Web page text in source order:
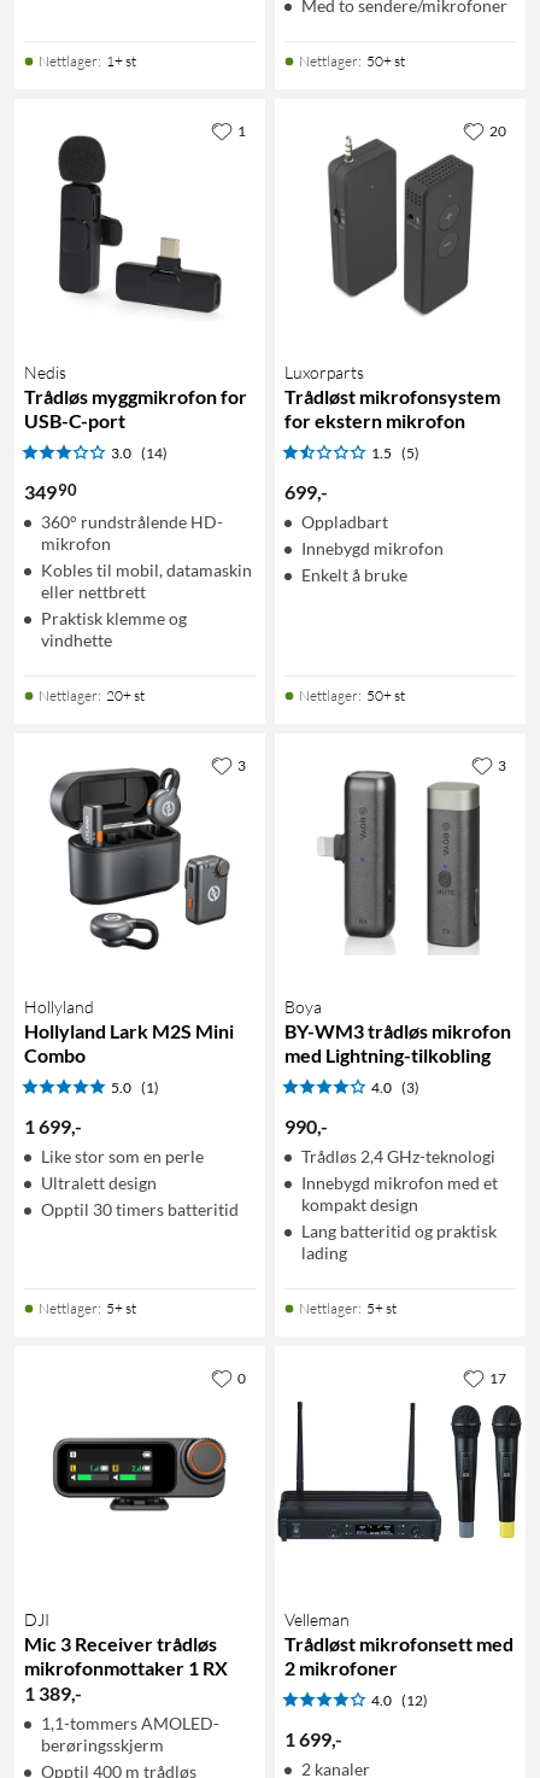
Nettlager: 1+ st
Med to sendere/mikrofoner
Nettlager: 50+ st
Nedis
Trådløs myggmikrofon for
USB-C-port
3.0 (14)
34990
360° rundstrålende HD-
mikrofon
Kobles til mobil, datamaskin
eller nettbrett
Praktisk klemme og
vindhette
Nettlager: 20+ st
1
Luxorparts
Trådløst mikrofonsystem
for ekstern mikrofon
1.5 (5)
699,-
Oppladbart
Innebygd mikrofon
Enkelt å bruke
Nettlager: 50+ st
20
Hollyland
Hollyland Lark M2S Mini
Combo
5.0 (1)
1 699,-
Like stor som en perle
Ultralett design
Opptil 30 timers batteritid
Nettlager: 5+ st
3
Boya
BY-WM3 trådløs mikrofon
med Lightning-tilkobling
4.0 (3)
990,-
Trådløs 2,4 GHz-teknologi
Innebygd mikrofon med et
kompakt design
Lang batteritid og praktisk
lading
Nettlager: 5+ st
3
DJI
Mic 3 Receiver trådløs
mikrofonmottaker 1 RX
1 389,-
1,1-tommers AMOLED-
berøringsskjerm
Opptil 400 m trådløs
0
Velleman
Trådløst mikrofonsett med
2 mikrofoner
4.0 (12)
1 699,-
2 kanaler
17